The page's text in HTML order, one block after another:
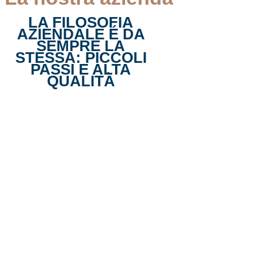
LA FILOSOFIA
AZIENDALE É DA
SEMPRE LA
STESSA: PICCOLI
PASSI E ALTA
QUALITÀ